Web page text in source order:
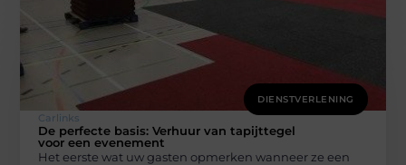
DIENSTVERLENING
Carlinks
De perfecte basis: Verhuur van tapijttegel
voor een evenement
Het eerste wat uw gasten opmerken wanneer ze een